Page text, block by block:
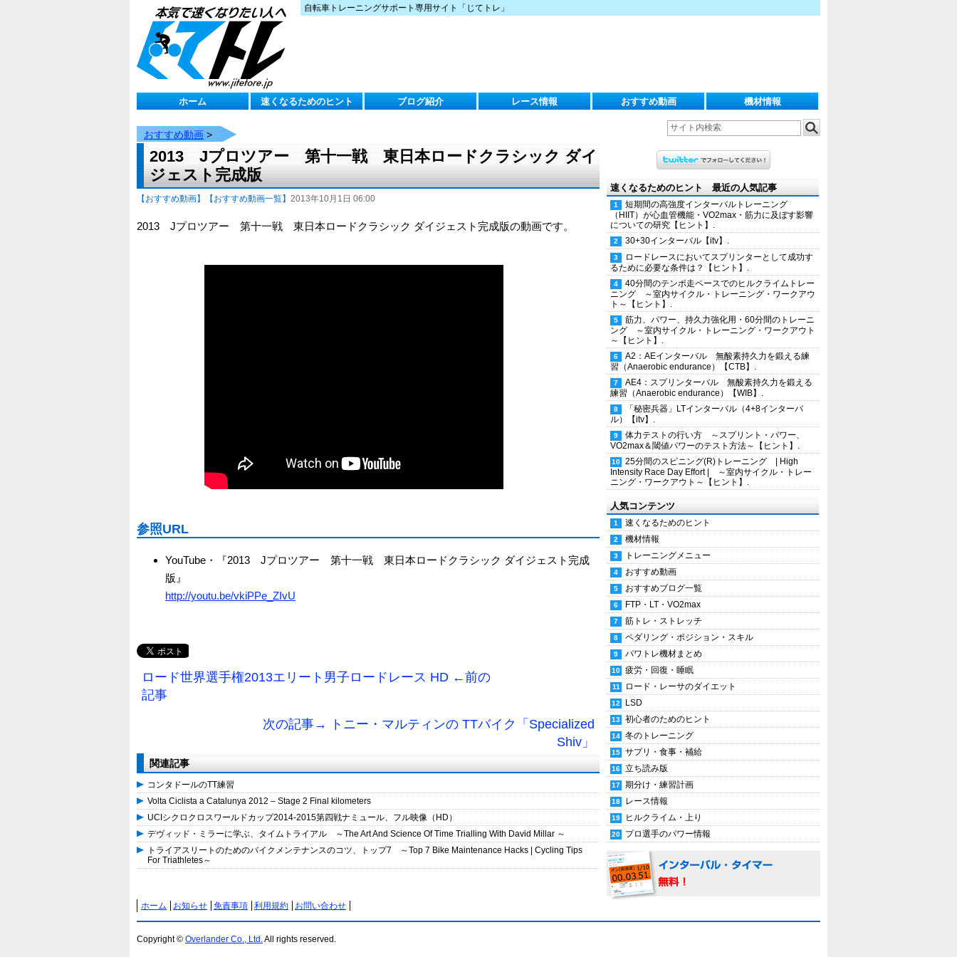
自転車トレーニングサポート専用サイト「じてトレ」
ホーム 速くなるためのヒント ブログ紹介 レース情報 おすすめ動画 機材情報
おすすめ動画 >
2013 Jプロツアー 第十一戦 東日本ロードクラシック ダイ
ジェスト完成版
【おすすめ動画】 【おすすめ動画一覧】 2013年10月1日 06:00
2013 Jプロツアー 第十一戦 東日本ロードクラシック ダイジェスト完成版の動画です。
参照URL
YouTube・『2013 Jプロツアー 第十一戦 東日本ロードクラシック ダイジェスト完成
版』
http://youtu.be/vkiPPe_ZIvU
ロード世界選手権2013エリート男子ロードレース HD ←前の
記事
次の記事→ トニー・マルティンの TTバイク「Specialized
Shiv」
関連記事
コンタドールのTT練習
Volta Ciclista a Catalunya 2012 – Stage 2 Final kilometers
UCIシクロクロスワールドカップ2014-2015第四戦ナミュール、フル映像（HD）
デヴィッド・ミラーに学ぶ、タイムトライアル ～The Art And Science Of Time Trialling With David Millar ～
トライアスリートのためのバイクメンテナンスのコツ、トップ7 ～Top 7 Bike Maintenance Hacks | Cycling Tips
For Triathletes～
速くなるためのヒント 最近の人気記事
短期間の高強度インターバルトレーニング
（HIIT）が心血管機能・VO2max・筋力に及ぼす影響
についての研究【ヒント】.
30+30インターバル【itv】.
ロードレースにおいてスプリンターとして成功す
るために必要な条件は？【ヒント】.
40分間のテンポ走ペースでのヒルクライムトレー
ニング ～室内サイクル・トレーニング・ワークアウ
ト～【ヒント】.
筋力、パワー、持久力強化用・60分間のトレーニ
ング ～室内サイクル・トレーニング・ワークアウト
～【ヒント】.
A2：AEインターバル 無酸素持久力を鍛える練
習（Anaerobic endurance）【CTB】.
AE4：スプリンターバル 無酸素持久力を鍛える
練習（Anaerobic endurance）【WIB】.
「秘密兵器」LTインターバル（4+8インターバ
ル）【itv】.
体力テストの行い方 ～スプリント・パワー、
VO2max＆閾値パワーのテスト方法～【ヒント】.
25分間のスピニング(R)トレーニング | High
Intensity Race Day Effort | ～室内サイクル・トレー
ニング・ワークアウト～【ヒント】.
人気コンテンツ
速くなるためのヒント
機材情報
トレーニングメニュー
おすすめ動画
おすすめブログ一覧
FTP・LT・VO2max
筋トレ・ストレッチ
ペダリング・ポジション・スキル
パワトレ機材まとめ
疲労・回復・睡眠
ロード・レーサのダイエット
LSD
初心者のためのヒント
冬のトレーニング
サプリ・食事・補給
立ち読み版
期分け・練習計画
レース情報
ヒルクライム・上り
プロ選手のパワー情報
ホーム お知らせ 免責事項 利用規約 お問い合わせ
Copyright © Overlander Co., Ltd.All rights reserved.